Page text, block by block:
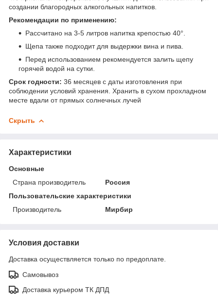
создании благородных алкогольных напитков.
Рекомендации по применению:
Рассчитано на 3-5 литров напитка крепостью 40°.
Щепа также подходит для выдержки вина и пива.
Перед использованием рекомендуется залить щепу
горячей водой на сутки.
Срок годности: 36 месяцев с даты изготовления при
соблюдении условий хранения. Хранить в сухом прохладном
месте вдали от прямых солнечных лучей
Скрыть
Характеристики
Основные
Страна производитель
Россия
Пользовательские характеристики
Производитель
Мирбир
Условия доставки
Доставка осуществляется только по предоплате.
Самовывоз
Доставка курьером ТК ДПД